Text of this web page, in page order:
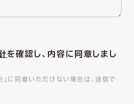
を確認し、内容に同意しまし
に同意いただけない場合は、送信で